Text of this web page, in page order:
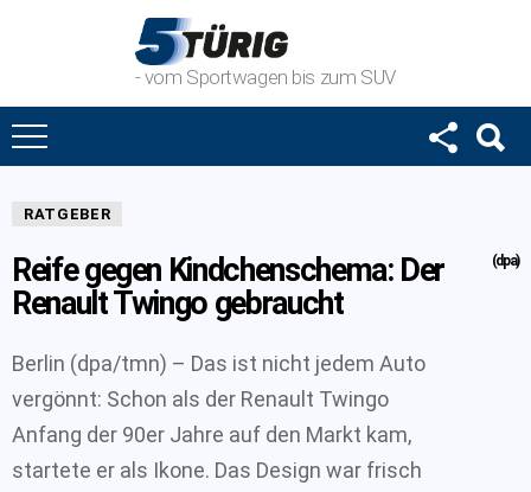
- vom Sportwagen bis zum SUV
RATGEBER
Reife gegen Kindchenschema: Der
Renault Twingo gebraucht
(dpa)
Berlin (dpa/tmn) – Das ist nicht jedem Auto
vergönnt: Schon als der Renault Twingo
Anfang der 90er Jahre auf den Markt kam,
startete er als Ikone. Das Design war frisch